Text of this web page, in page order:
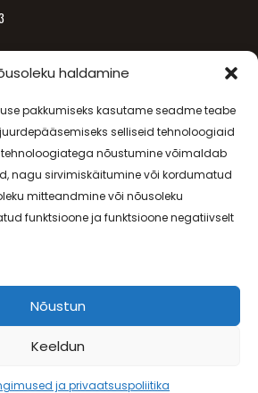
haldamine
pakkumiseks kasutame seadme teabe
selliseid tehnoloogiaid
tehnoloogiatega nõustumine võimaldab
nagu sirvimiskäitumine või kordumatud
mitteandmine või nõusoleku
funktsioone ja funktsioone negatiivselt
Nõustun
Keeldun
ja privaatsuspoliitika
257
L - 09.00-17.00
õigused on kaitstud. |